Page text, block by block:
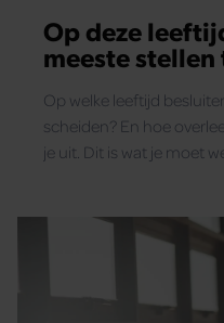
Op deze
meeste stellen
Op welke leeftijd
scheiden? En hoe
je uit. Dit is wat je moet